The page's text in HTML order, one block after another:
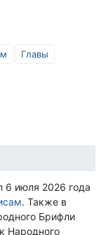
Главы
6 июля 2026 года
. Также в
Брифли
Народного